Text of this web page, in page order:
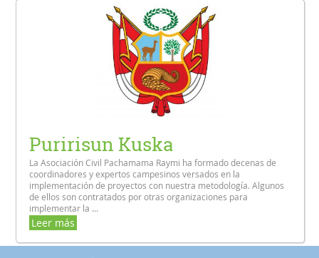
Puririsun Kuska
La Asociación Civil Pachamama Raymi ha formado decenas de
coordinadores y expertos campesinos versados en la
implementación de proyectos con nuestra metodología. Algunos
de ellos son contratados por otras organizaciones para
implementar la ...
Leer más